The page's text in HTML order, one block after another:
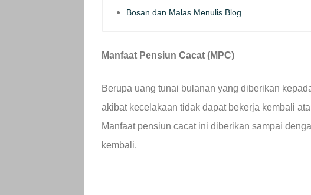
Bosan dan Malas Menulis Blog
Manfaat Pensiun Cacat (MPC)
Berupa uang tunai bulanan yang diberikan
akibat kecelakaan tidak dapat bekerja kembali
Manfaat pensiun cacat ini diberikan sampai
kembali.